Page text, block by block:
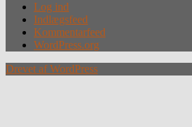
Log ind
Indlægsfeed
Kommentarfeed
WordPress.org
Drevet af WordPress